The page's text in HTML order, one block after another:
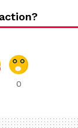
0